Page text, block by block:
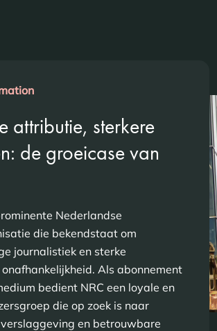
attributie, sterkere
de groeicase van
Nederlandse
die bekendstaat om
journalistiek en sterke
Als abonnement
bedient NRC een loyale en
die op zoek is naar
en betrouwbare